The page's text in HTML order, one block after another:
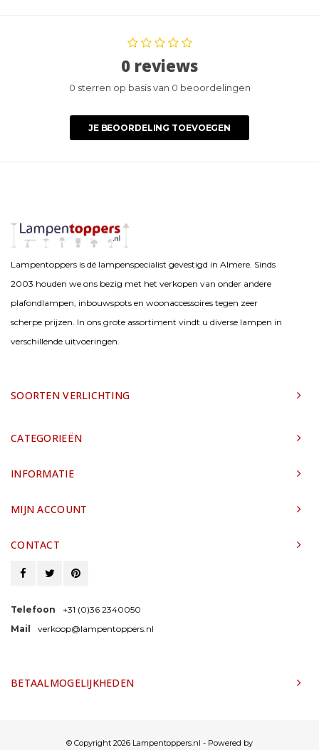
0 reviews
0 sterren op basis van 0 beoordelingen
JE BEOORDELING TOEVOEGEN
Lampentoppers is dé lampenspecialist gevestigd in Almere. Sinds
2003 houden we ons bezig met het verkopen van onder andere
plafondlampen, inbouwspots en woonaccessoires tegen zeer
scherpe prijzen. In ons grote assortiment vindt u diverse lampen in
verschillende uitvoeringen.
SOORTEN VERLICHTING
CATEGORIEËN
INFORMATIE
MIJN ACCOUNT
CONTACT
Telefoon
+31 (0)36 2340050
Mail
verkoop@lampentoppers.nl
BETAALMOGELIJKHEDEN
© Copyright 2026 Lampentoppers.nl - Powered by